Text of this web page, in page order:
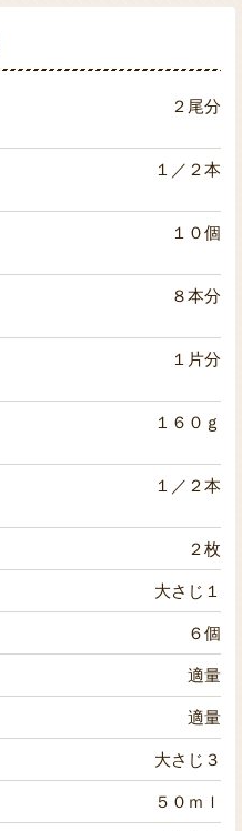
２尾分
１／２本
１０個
８本分
１片分
１６０ｇ
１／２本
２枚
大さじ１
６個
適量
適量
大さじ３
５０ｍｌ